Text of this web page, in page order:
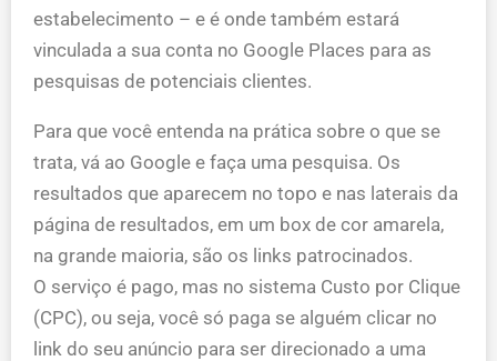
estabelecimento – e é onde também estará
vinculada a sua conta no Google Places para as
pesquisas de potenciais clientes.
Para que você entenda na prática sobre o que se
trata, vá ao Google e faça uma pesquisa. Os
resultados que aparecem no topo e nas laterais da
página de resultados, em um box de cor amarela,
na grande maioria, são os links patrocinados.
O serviço é pago, mas no sistema Custo por Clique
(CPC), ou seja, você só paga se alguém clicar no
link do seu anúncio para ser direcionado a uma